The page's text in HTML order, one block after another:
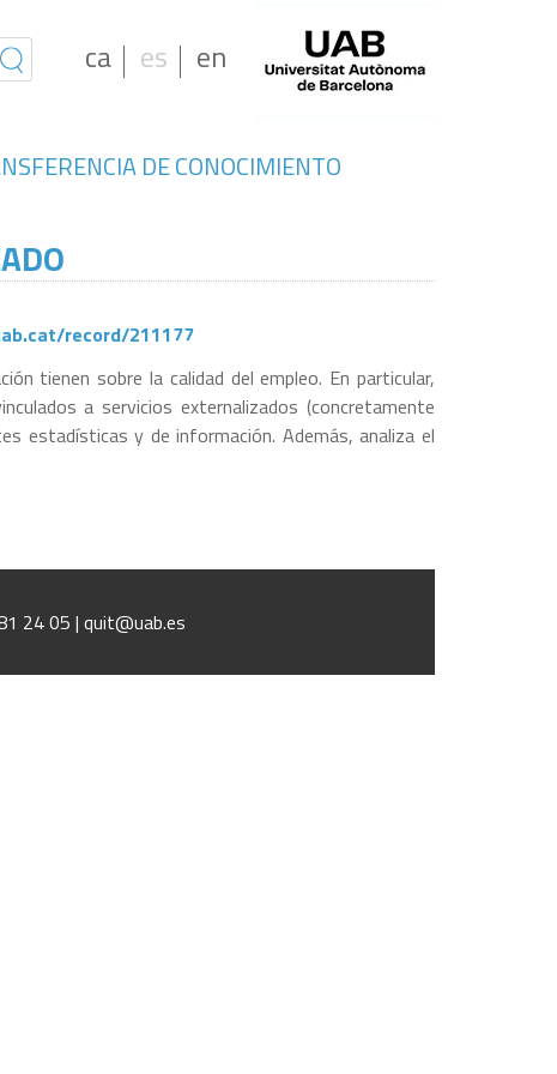
DE CONOCIMIENTO
ca es en
record/211177
tienen sobre la calidad del empleo. En particular,
a servicios externalizados (concretamente
estadísticas y de información. Además, analiza el
24 05 | quit@uab.es